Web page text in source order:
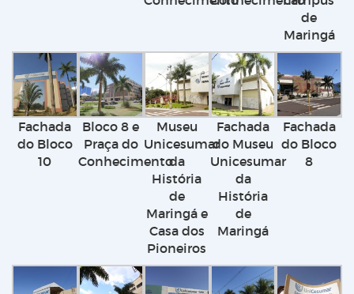
de
Maringá
Fachada
do Bloco
10
Bloco 8 e
Praça do
Conhecimento
Museu
Unicesumar
da
História
de
Maringá e
Casa dos
Pioneiros
Fachada
do Museu
Unicesumar
da
História
de
Maringá
Fachada
do Bloco
8